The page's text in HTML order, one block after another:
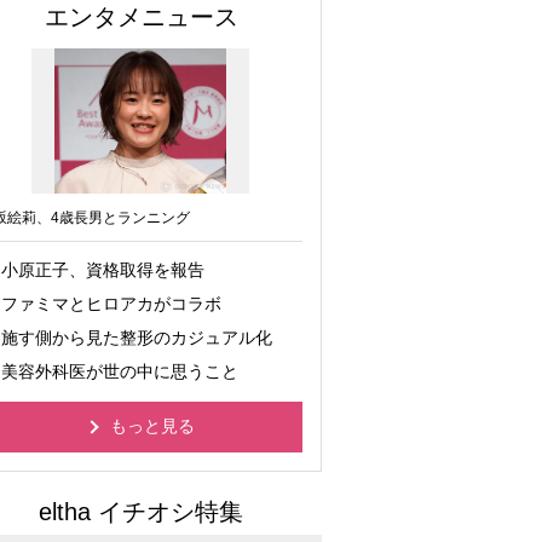
エンタメニュース
絵莉、4歳長男とランニング
小原正子、資格取得を報告
ファミマとヒロアカがコラボ
施す側から見た整形のカジュアル化
美容外科医が世の中に思うこと
もっと見る